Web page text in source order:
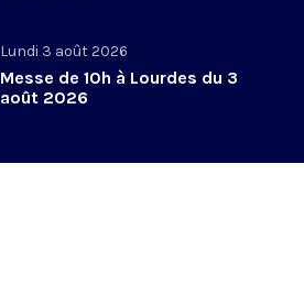
Lundi 3 août 2026
Messe de 10h à Lourdes du 3
août 2026